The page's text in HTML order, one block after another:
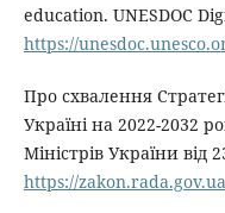
education. UNESDOC
https://
Про схвалення
Україні на 2022-2032
Міністрів України від
https://